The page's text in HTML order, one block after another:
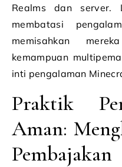
Realms dan server.
membatasi
memisahkan
kemampuan
inti pengalaman
Praktik
Aman:
Pembajakan